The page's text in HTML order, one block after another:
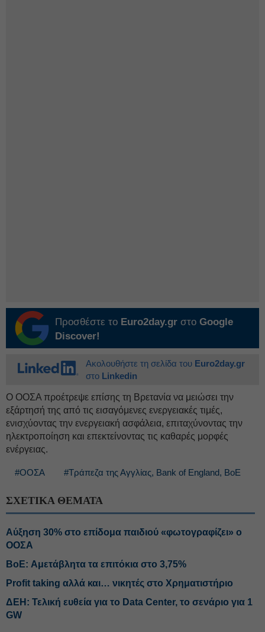
Προσθέστε το Euro2day.gr στο Google
Discover!
Ακολουθήστε τη σελίδα του Euro2day.gr
στο Linkedin
Ο ΟΟΣΑ προέτρεψε επίσης τη Βρετανία να μειώσει την
εξάρτησή της από τις εισαγόμενες ενεργειακές τιμές,
ενισχύοντας την ενεργειακή ασφάλεια, επιταχύνοντας την
ηλεκτροποίηση και επεκτείνοντας τις καθαρές μορφές
ενέργειας.
#ΟΟΣΑ #Τράπεζα της Αγγλίας, Bank of England, BoE
ΣΧΕΤΙΚΑ ΘΕΜΑΤΑ
Αύξηση 30% στο επίδομα παιδιού «φωτογραφίζει» ο
ΟΟΣΑ
BoE: Αμετάβλητα τα επιτόκια στο 3,75%
Profit taking αλλά και… νικητές στο Χρηματιστήριο
ΔΕΗ: Τελική ευθεία για το Data Center, το σενάριο για 1
GW